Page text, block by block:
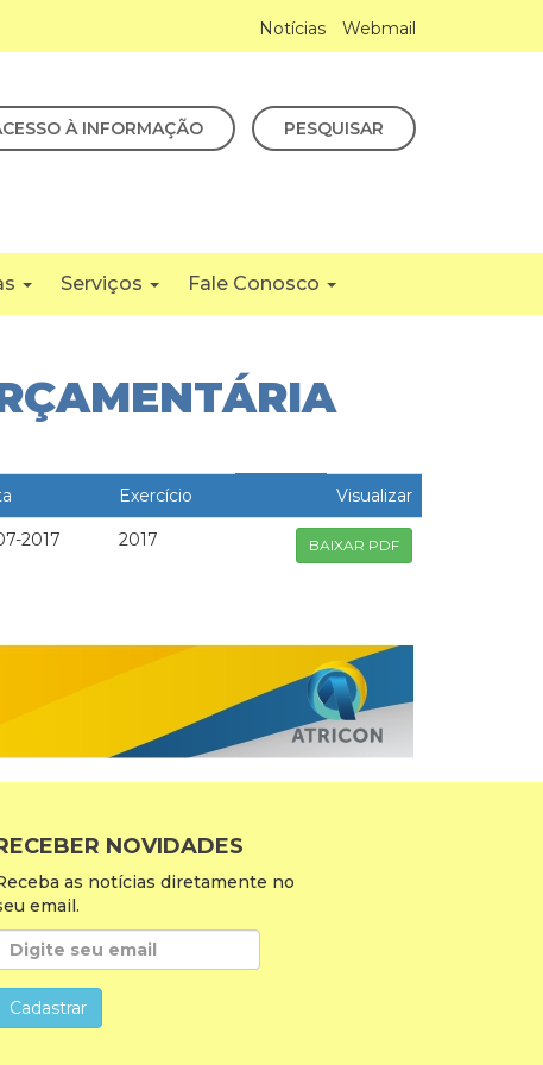
Notícias Webmail
À INFORMAÇÃO PESQUISAR
Serviços Fale Conosco
Exercício Visualizar
2017 2017 BAIXAR PDF
NOVIDADES
as notícias diretamente no
email.